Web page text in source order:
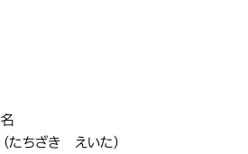
を受
を受
を受
を受
Pick」を受
Pick」を受
Pick」を受
たちざき えいた）